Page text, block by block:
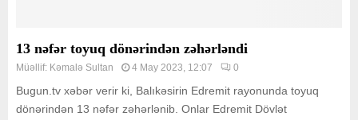
13 nəfər toyuq dönərindən zəhərləndi
Müəllif: Kəmalə Sultan 4 May 2023, 12:07 0
Bugun.tv xəbər verir ki, Balıkəsirin Edremit rayonunda toyuq
dönərindən 13 nəfər zəhərlənib. Onlar Edremit Dövlət